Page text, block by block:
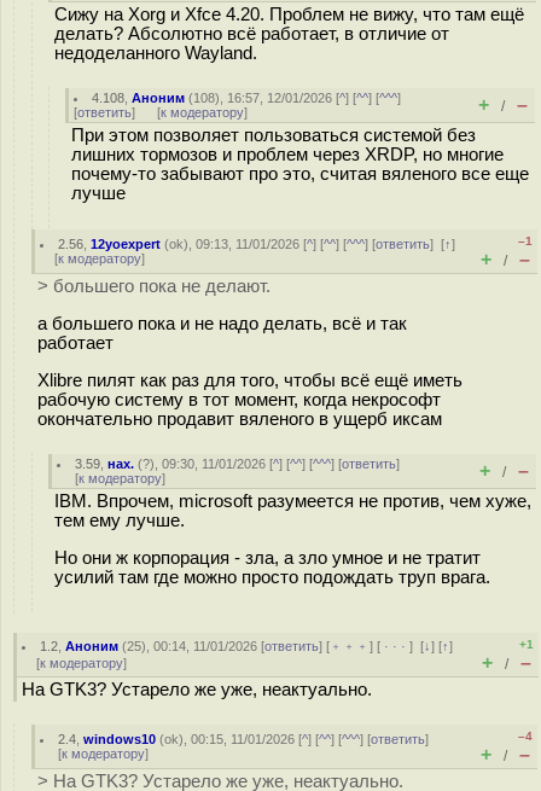
Сижу на Xorg и Xfce 4.20. Проблем не вижу, что там ещё
делать? Абсолютно всё работает, в отличие от
недоделанного Wayland.
4.108 ,Аноним (108), 16:57, 12/01/2026 [^] [^^] [^^^]
[ответить] [к модератору] + / –
При этом позволяет пользоваться системой без
лишних тормозов и проблем через XRDP, но многие
почему-то забывают про это, считая вяленого все еще
лучше
2.56 ,12yoexpert (ok), 09:13, 11/01/2026 [^] [^^] [^^^] [ответить][↑]
[к модератору]
–1
+ / –
> большего пока не делают.
а большего пока и не надо делать, всё и так
работает
Xlibre пилят как раз для того, чтобы всё ещё иметь
рабочую систему в тот момент, когда некрософт
окончательно продавит вяленого в ущерб иксам
3.59 ,нах. (?), 09:30, 11/01/2026 [^] [^^] [^^^] [ответить]
[к модератору] + / –
IBM. Впрочем, microsoft разумеется не против, чем хуже,
тем ему лучше.
Но они ж корпорация - зла, а зло умное и не тратит
усилий там где можно просто подождать труп врага.
1.2 ,Аноним (25), 00:14, 11/01/2026 [ответить] [ ﹢﹢﹢] [ · · ·][↓] [↑]
[к модератору]
+1
+ / –
На GTK3? Устарело же уже, неактуально.
2.4 ,windows10 (ok), 00:15, 11/01/2026 [^] [^^] [^^^] [ответить]
[к модератору]
–4
+ / –
> На GTK3? Устарело же уже, неактуально.